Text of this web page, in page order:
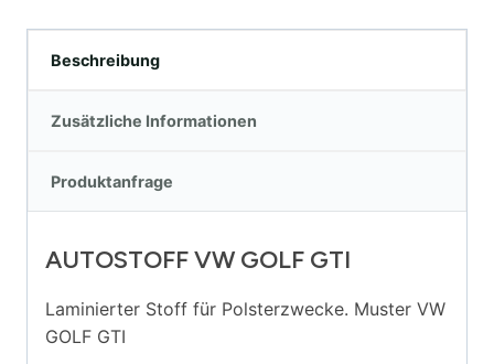
Beschreibung
Zusätzliche Informationen
Produktanfrage
AUTOSTOFF VW GOLF GTI
Laminierter Stoff für Polsterzwecke. Muster VW
GOLF GTI